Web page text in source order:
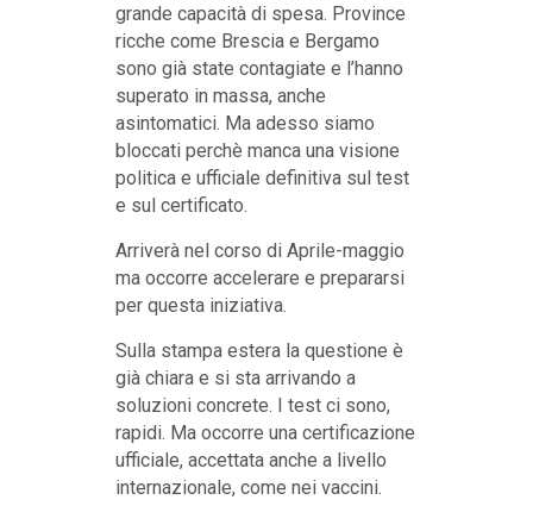
grande capacità di spesa. Province
ricche come Brescia e Bergamo
sono già state contagiate e l’hanno
superato in massa, anche
asintomatici. Ma adesso siamo
bloccati perchè manca una visione
politica e ufficiale definitiva sul test
e sul certificato.
Arriverà nel corso di Aprile-maggio
ma occorre accelerare e prepararsi
per questa iniziativa.
Sulla stampa estera la questione è
già chiara e si sta arrivando a
soluzioni concrete. I test ci sono,
rapidi. Ma occorre una certificazione
ufficiale, accettata anche a livello
internazionale, come nei vaccini.